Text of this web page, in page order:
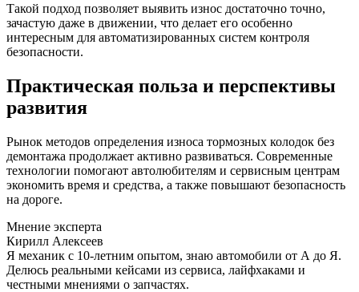
Такой подход позволяет выявить износ достаточно точно,
зачастую даже в движении, что делает его особенно
интересным для автоматизированных систем контроля
безопасности.
Практическая польза и перспективы
развития
Рынок методов определения износа тормозных колодок без
демонтажа продолжает активно развиваться. Современные
технологии помогают автолюбителям и сервисным центрам
экономить время и средства, а также повышают безопасность
на дороге.
Мнение эксперта
Кирилл Алексеев
Я механик с 10-летним опытом, знаю автомобили от А до Я.
Делюсь реальными кейсами из сервиса, лайфхаками и
честными мнениями о запчастях.